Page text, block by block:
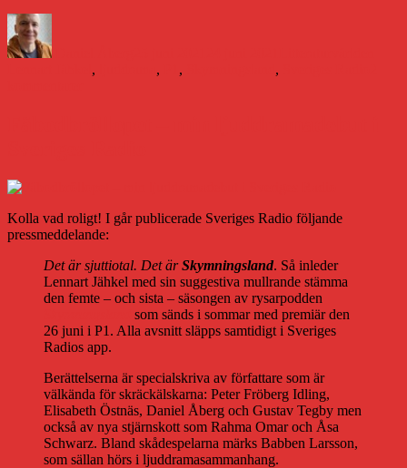
, , , ,
Kolla vad roligt! I går publicerade Sveriges Radio följande
pressmeddelande:
Det är sjuttiotal. Det ärSkymningsland. Så inleder
Lennart Jähkel med sin suggestiva mullrande stämma
den femte – och sista – säsongen av rysarpodden
som sänds i sommar med premiär den
26 juni i P1. Alla avsnitt släpps samtidigt i Sveriges
Radios app.
Berättelserna är specialskriva av författare som är
välkända för skräckälskarna: Peter Fröberg Idling,
Elisabeth Östnäs, Daniel Åberg och Gustav Tegby men
också av nya stjärnskott som Rahma Omar och Åsa
Schwarz. Bland skådespelarna märks Babben Larsson,
som sällan hörs i ljuddramasammanhang.